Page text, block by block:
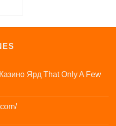
Ярд That Only A Few